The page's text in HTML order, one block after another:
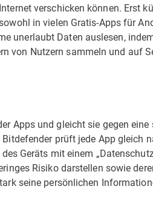
verschicken können. Erst
in vielen Gratis-Apps für
unerlaubt Daten auslesen,
von Nutzern sammeln und auf
Apps und gleicht sie gegen eine
prüft jede App gleich
Geräts mit einem
Risiko darstellen sowie
seine persönlichen